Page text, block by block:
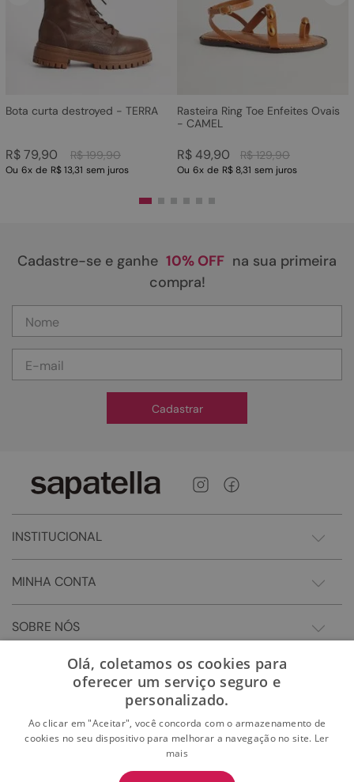
Bota curta destroyed - TERRA
R$ 199,90
R$79,90
Ou 6x de R$ 13,31 sem juros
Rasteira Ring Toe Enfeites Ovais
- CAMEL
R$ 129,90
R$49,90
Ou 6x de R$ 8,31 sem juros
Cadastre-se e ganhe 10% OFF na sua primeira
compra!
Cadastrar
INSTITUCIONAL
MINHA CONTA
SOBRE NÓS
Olá, coletamos os cookies para
oferecer um serviço seguro e
personalizado.
Ao clicar em "Aceitar", você concorda com o armazenamento de
cookies no seu dispositivo para melhorar a navegação no site. Ler
mais